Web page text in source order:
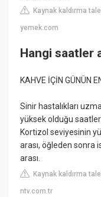
Kaynak kaldırma
yemek.com
Hangi saatler
KAHVE İÇİN GÜNÜN
Sinir hastalıkları
yüksek olduğu
Kortizol seviyesinin
arası, öğleden sonra
arası.
Kaynak kaldırma
ntv.com.tr